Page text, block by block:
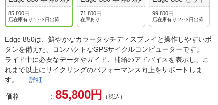
85,800円
店在庫有り 2～3日出荷
71,800円
在庫あり
99,800円
店在庫有り 2～3日出荷
Edge 850は、鮮やかなカラータッチディスプレイと操作しやすいボ
タンを備えた、コンパクトなGPSサイクルコンピューターです。
ライド中に必要なデータやガイド、補給のアドバイスを表示し、こ
れまで以上にサイクリングのパフォーマンス向上をサポートしま
す。 詳細
価格 85,800円 （税込）